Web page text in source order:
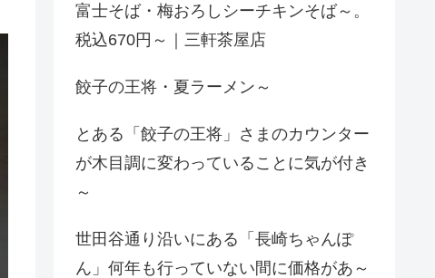
富士そば・梅おろしシーチキンそば～。
税込670円～｜三軒茶屋店
餃子の王将・夏ラーメン～
とある「餃子の王将」さまのカウンター
が木目調に変わっていることに気が付き
～
世田谷通り沿いにある「長崎ちゃんぽ
ん」何年も行っていない間に価格があ～